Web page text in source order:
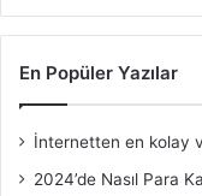
En Popüler Yazılar
İnternetten en kolay
2024’de Nasıl Para